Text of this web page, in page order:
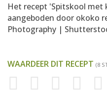
Het recept 'Spitskool
aangeboden door okoko
Photography |
WAARDEER DIT RECEPT (8